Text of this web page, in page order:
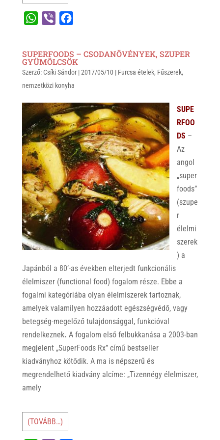
t
s
A
p
e
r
e
b
o
k
SUPERFOODS – CSODANÖVÉNYEK, SZUPER
GYÜMÖLCSÖK
Szerző: Csíki Sándor|2017/05/10 | Furcsa ételek, Fűszerek,
nemzetközi konyha
SUPE
RFOO
DS –
Az
angol
„super
foods”
(szupe
r
élelmi
szerek
) a
Japánból a 80’-as években elterjedt funkcionális
élelmiszer (functional food) fogalom része. Ebbe a
fogalmi kategóriába olyan élelmiszerek tartoznak,
amelyek valamilyen hozzáadott egészségvédő, vagy
betegség-megelőző tulajdonsággal, funkcióval
rendelkeznek. A fogalom első felbukkanása a 2003-ban
megjelent „SuperFoods Rx” című bestseller
kiadványhoz kötődik. A ma is népszerű és
megrendelhető kiadvány alcíme: „Tizennégy élelmiszer,
amely
(TOVÁBB…)